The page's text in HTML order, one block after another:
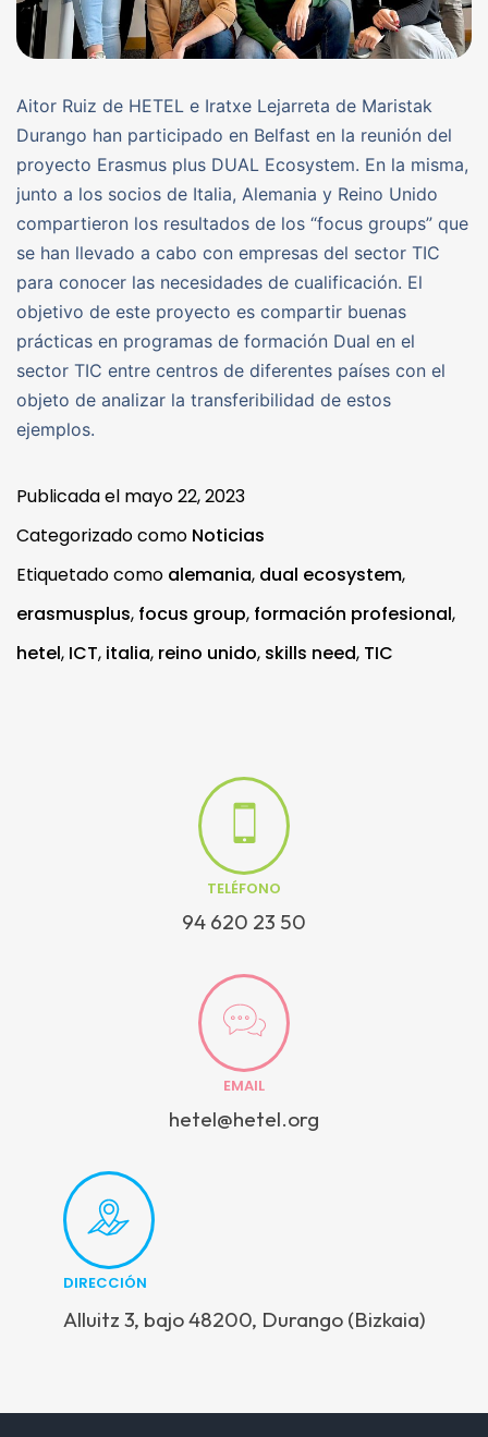
Aitor Ruiz de HETEL e Iratxe Lejarreta de Maristak
Durango han participado en Belfast en la reunión del
proyecto Erasmus plus DUAL Ecosystem. En la misma,
junto a los socios de Italia, Alemania y Reino Unido
compartieron los resultados de los “focus groups” que
se han llevado a cabo con empresas del sector TIC
para conocer las necesidades de cualificación. El
objetivo de este proyecto es compartir buenas
prácticas en programas de formación Dual en el
sector TIC entre centros de diferentes países con el
objeto de analizar la transferibilidad de estos
ejemplos.
Publicada el mayo 22, 2023
Categorizado como Noticias
Etiquetado como alemania, dual ecosystem,
erasmusplus, focus group, formación profesional,
hetel, ICT, italia, reino unido, skills need, TIC
TELÉFONO
94 620 23 50
EMAIL
hetel@hetel.org
DIRECCIÓN
Alluitz 3, bajo 48200, Durango (Bizkaia)